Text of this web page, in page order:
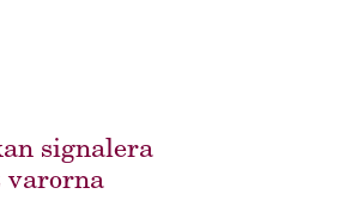
signalera
varorna